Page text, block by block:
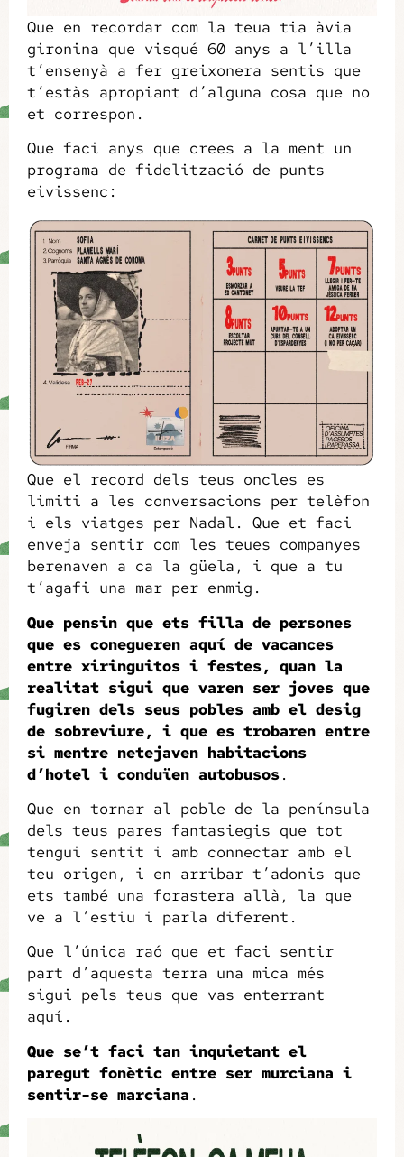
Que en recordar com la teua tia àvia
gironina que visqué 60 anys a l’illa
t’ensenyà a fer greixonera sentis que
t’estàs apropiant d’alguna cosa que no
et correspon.
Que faci anys que crees a la ment un
programa de fidelització de punts
eivissenc:
Que el record dels teus oncles es
limiti a les conversacions per telèfon
i els viatges per Nadal. Que et faci
enveja sentir com les teues companyes
berenaven a ca la güela, i que a tu
t’agafi una mar per enmig.
Que pensin que ets filla de persones
que es conegueren aquí de vacances
entre xiringuitos i festes, quan la
realitat sigui que varen ser joves que
fugiren dels seus pobles amb el desig
de sobreviure, i que es trobaren entre
si mentre netejaven habitacions
d’hotel i conduïen autobusos.
Que en tornar al poble de la península
dels teus pares fantasiegis que tot
tengui sentit i amb connectar amb el
teu origen, i en arribar t’adonis que
ets també una forastera allà, la que
ve a l’estiu i parla diferent.
Que l’única raó que et faci sentir
part d’aquesta terra una mica més
sigui pels teus que vas enterrant
aquí.
Que se’t faci tan inquietant el
paregut fonètic entre ser murciana i
sentir-se marciana .